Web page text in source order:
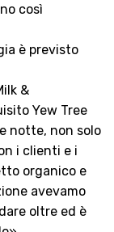
così
è previsto
&
Yew Tree
notte, non solo
i clienti e i
organico e
avevamo
oltre ed è